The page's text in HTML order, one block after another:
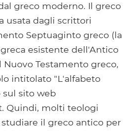
greco moderno. Il greco
usata dagli scrittori
Septuaginto greco (la
esistente dell'Antico
Nuovo Testamento greco,
intitolato "L'alfabeto
sito web
Quindi, molti teologi
il greco antico per